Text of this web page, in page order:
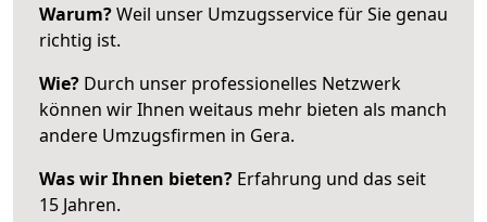
Warum?Weil unser Umzugsservice für Sie genau
richtig ist.
Wie? Durch unser professionelles Netzwerk
können wir Ihnen weitaus mehr bieten als manch
andere Umzugsfirmen in Gera.
Was wir Ihnen bieten? Erfahrung und das seit
15 Jahren.